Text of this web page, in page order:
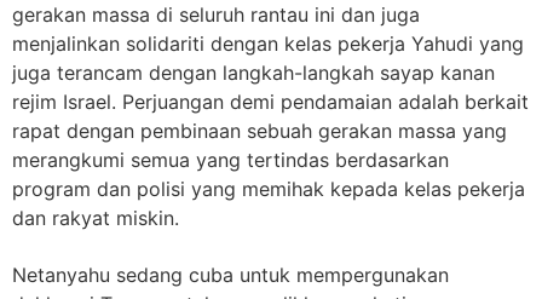
gerakan massa di seluruh rantau ini dan juga
menjalinkan solidariti dengan kelas pekerja Yahudi yang
juga terancam dengan langkah-langkah sayap kanan
rejim Israel. Perjuangan demi pendamaian adalah berkait
rapat dengan pembinaan sebuah gerakan massa yang
merangkumi semua yang tertindas berdasarkan
program dan polisi yang memihak kepada kelas pekerja
dan rakyat miskin.
Netanyahu sedang cuba untuk mempergunakan